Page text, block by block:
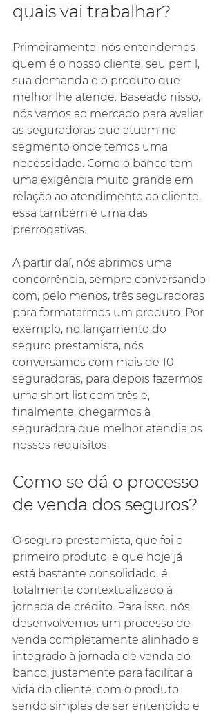
quais vai trabalhar?
Primeiramente, nós entendemos
quem é o nosso cliente, seu perfil,
sua demanda e o produto que
melhor lhe atende. Baseado nisso,
nós vamos ao mercado para avaliar
as seguradoras que atuam no
segmento onde temos uma
necessidade. Como o banco tem
uma exigência muito grande em
relação ao atendimento ao cliente,
essa também é uma das
prerrogativas.
A partir daí, nós abrimos uma
concorrência, sempre conversando
com, pelo menos, três seguradoras
para formatarmos um produto. Por
exemplo, no lançamento do
seguro prestamista, nós
conversamos com mais de 10
seguradoras, para depois fazermos
uma short list com três e,
finalmente, chegarmos à
seguradora que melhor atendia os
nossos requisitos.
Como se dá o processo
de venda dos seguros?
O seguro prestamista, que foi o
primeiro produto, e que hoje já
está bastante consolidado, é
totalmente contextualizado à
jornada de crédito. Para isso, nós
desenvolvemos um processo de
venda completamente alinhado e
integrado à jornada de venda do
banco, justamente para facilitar a
vida do cliente, com o produto
sendo simples de ser entendido e